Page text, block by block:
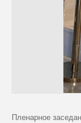
Пленарное